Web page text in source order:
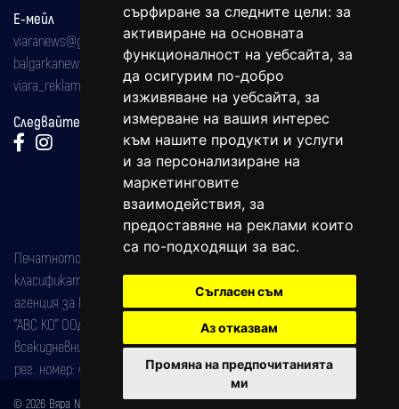
сърфиране за следните цели: за
активиране на основната
функционалност на уебсайта, за
да осигурим по-добро
изживяване на уебсайта, за
измерване на вашия интерес
към нашите продукти и услуги
и за персонализиране на
маркетинговите
взаимодействия, за
предоставяне на реклами които
са по-подходящи за вас.
Съгласен съм
Аз отказвам
Промяна на предпочитанията
ми
Е-мейл
viaranews@gmail.com
balgarkanews@gmail.com
viara_reklama@mail.bg
Следвайте ни:
Печатното издание на вестника е регистрирано в националния
класификатор на печатните издания (Българска национална
агенция за ISSN) под номер: ISSN 1312-4722.
"АВС КО" ООД е притежател на марката: Вяра информационен
всекидневник на югозападна България, със свидетелство за марка
рег. номер: 47857/11.05.2004 година.
© 2026 Вяра News Всички права запазени!